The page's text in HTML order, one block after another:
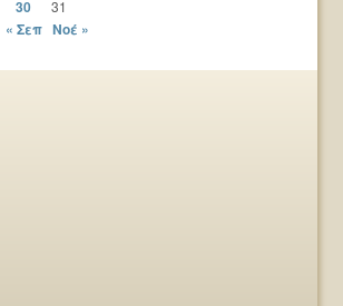
30 31
« Σεπ Νοέ »